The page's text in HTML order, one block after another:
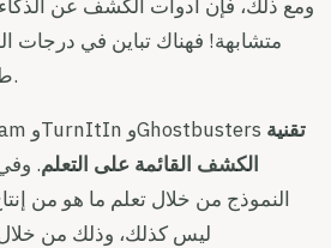
ومع ذلك، فإن أدوات الكشف عن
متشابهة! فهناك تباين في درجات
طرق تدريب هذه الأدوات.
تستخدم كل من Pangram وTurnItIn وGhostbusters تقنية
الكشف القائمة على التعلم.
النموذج من خلال تعلم ما هو من
ليس كذلك، وذلك من